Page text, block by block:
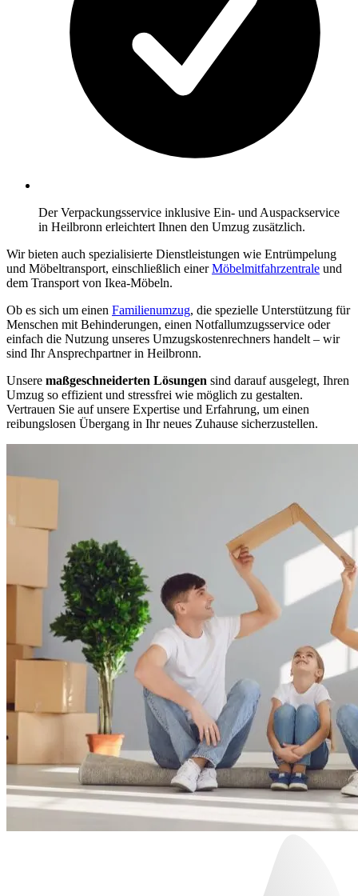
Der Verpackungsservice inklusive Ein- und Auspackservice
in Heilbronn erleichtert Ihnen den Umzug zusätzlich.
Wir bieten auch spezialisierte Dienstleistungen wie Entrümpelung
und Möbeltransport, einschließlich einerMöbelmitfahrzentrale und
dem Transport von Ikea-Möbeln.
Ob es sich um einen Familienumzug, die spezielle Unterstützung für
Menschen mit Behinderungen, einen Notfallumzugsservice oder
einfach die Nutzung unseres Umzugskostenrechners handelt – wir
sind Ihr Ansprechpartner in Heilbronn.
Unsere maßgeschneiderten Lösungen sind darauf ausgelegt, Ihren
Umzug so effizient und stressfrei wie möglich zu gestalten.
Vertrauen Sie auf unsere Expertise und Erfahrung, um einen
reibungslosen Übergang in Ihr neues Zuhause sicherzustellen.